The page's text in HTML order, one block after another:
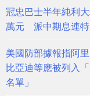
冠忠巴士半年純利
萬元 派中期息連特
美國防部據報指阿里
比亞迪等應被列入
名單」